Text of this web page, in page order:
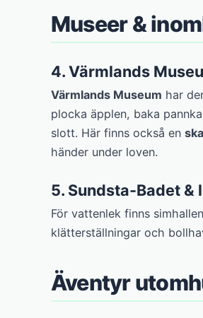
Museer &
4. Värmlands
Värmlands Museum har
plocka äpplen, baka
slott. Här finns också en
händer under loven.
5. Sundsta-Badet &
För vattenlek finns simhallen
klätterställningar och
Äventyr